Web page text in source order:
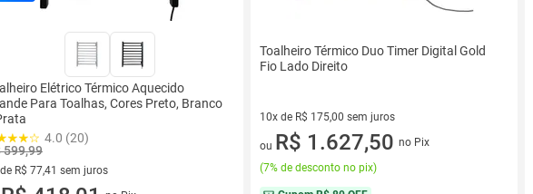
Elétrico Térmico Aquecido
Para Toalhas, Cores Preto, Branco
4.0 (20)
599,99
R$ 77,41 sem juros
de R$ 77,41 sem juros
Toalheiro Térmico Duo Timer Digital Gold
Fio Lado Direito
10x de R$ 175,00 sem juros
10 vez de R$ 175,00 sem juros
ou R$ 1.627,50 no Pix
(7% de desconto no pix)